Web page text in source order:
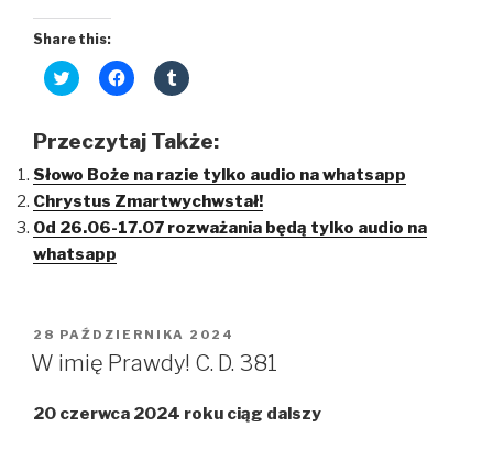
Share this:
C
l
t
s
h
a
r
e
o
n
t
r
(
e
C
l
t
s
h
a
r
e
b
o
k
O
p
C
l
t
s
h
a
r
e
(
O
n
Przeczytaj Także:
Słowo Boże na razie tylko audio na whatsapp
Chrystus Zmartwychwstał!
Od 26.06-17.07 rozważania będą tylko audio na
whatsapp
OPUBLIKOWANE
W
28 PAŹDZIERNIKA 2024
W imię Prawdy! C. D. 381
20 czerwca 2024 roku ciąg dalszy